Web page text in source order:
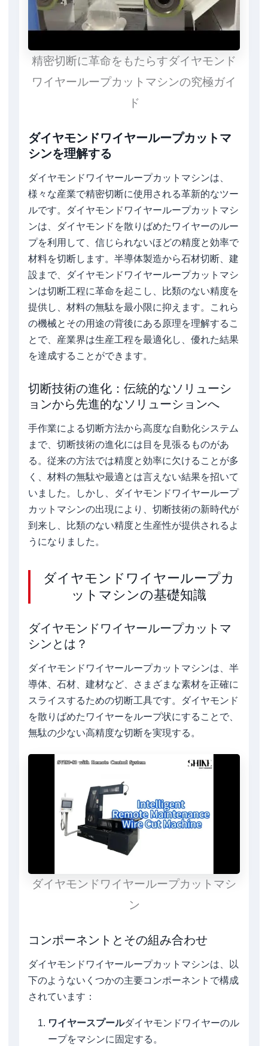
精密切断に革命をもたらすダイヤモンド
ワイヤーループカットマシンの究極ガイ
ド
ダイヤモンドワイヤーループカットマ
シンを理解する
ダイヤモンドワイヤーループカットマシンは、
様々な産業で精密切断に使用される革新的なツー
ルです。ダイヤモンドワイヤーループカットマシ
ンは、ダイヤモンドを散りばめたワイヤーのルー
プを利用して、信じられないほどの精度と効率で
材料を切断します。半導体製造から石材切断、建
設まで、ダイヤモンドワイヤーループカットマシ
ンは切断工程に革命を起こし、比類のない精度を
提供し、材料の無駄を最小限に抑えます。これら
の機械とその用途の背後にある原理を理解するこ
とで、産業界は生産工程を最適化し、優れた結果
を達成することができます。
切断技術の進化：伝統的なソリューシ
ョンから先進的なソリューションへ
手作業による切断方法から高度な自動化システム
まで、切断技術の進化には目を見張るものがあ
る。従来の方法では精度と効率に欠けることが多
く、材料の無駄や最適とは言えない結果を招いて
いました。しかし、ダイヤモンドワイヤーループ
カットマシンの出現により、切断技術の新時代が
到来し、比類のない精度と生産性が提供されるよ
うになりました。
ダイヤモンドワイヤーループカ
ットマシンの基礎知識
ダイヤモンドワイヤーループカットマ
シンとは？
ダイヤモンドワイヤーループカットマシンは、半
導体、石材、建材など、さまざまな素材を正確に
スライスするための切断工具です。ダイヤモンド
を散りばめたワイヤーをループ状にすることで、
無駄の少ない高精度な切断を実現する。
ダイヤモンドワイヤーループカットマシ
ン
コンポーネントとその組み合わせ
ダイヤモンドワイヤーループカットマシンは、以
下のようないくつかの主要コンポーネントで構成
されています：
ワイヤースプールダイヤモンドワイヤーのル
ープをマシンに固定する。